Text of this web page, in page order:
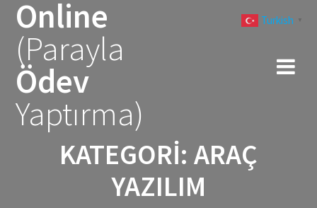
Online
(Parayla
Ödev
Yaptırma)
KATEGORI: ARAÇ
YAZILIM
Turkish ▼